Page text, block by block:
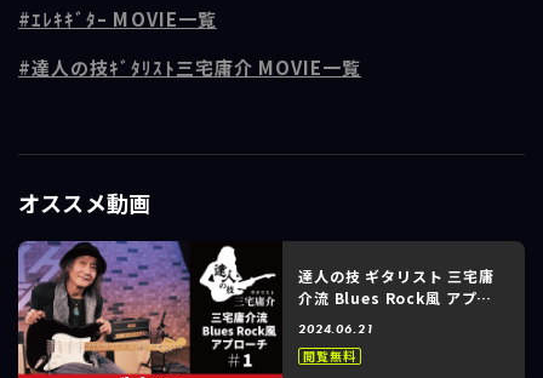
きます。
今回の#2では、重ねる音、複音パートの音の選び方などを、三宅流でご
三宅庸介 Yosuke Miyake
手にする。
1986年 TERRA ROSAに加入。
1987年 オムニバス「Metal Warning」(Vap)、 「The Endless Basis」
(King Records)をリリース。
その後、MI JAPAN/GIT、日本工学院、名古屋スクールオブミュージッ
ｴﾚｷｷﾞﾀｰ MOVIE一覧
達人の技ｷﾞﾀﾘｽﾄ三宅庸介 MOVIE一覧
オススメ動画
達人の技 ギタリスト 三宅庸
介流 Blues Rock風 アプロ
2024.06.21
閲覧無料